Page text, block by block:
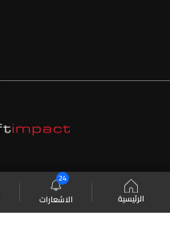
الرئيسية الاشعارات
24
موقع البرامج